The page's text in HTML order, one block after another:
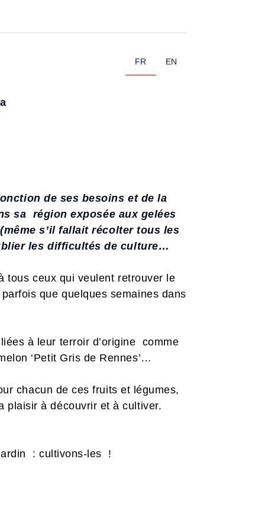
FR EN
de ses besoins et de la
sa région exposée aux gelées
s’il fallait récolter tous les
les difficultés de culture…
tous ceux qui veulent retrouver le
que quelques semaines dans
à leur terroir d’origine comme
‘Petit Gris de Rennes’…
chacun de ces fruits et légumes,
plaisir à découvrir et à cultiver.
: cultivons-les !